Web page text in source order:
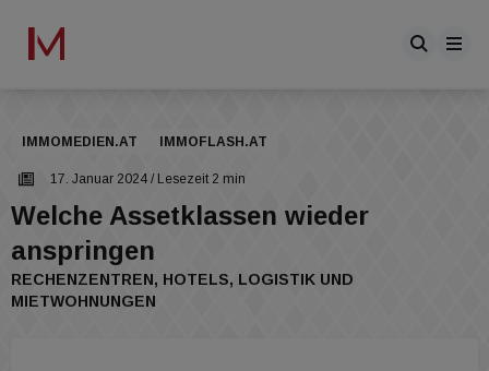
IMMOMEDIEN.AT IMMOFLASH.AT
17. Januar 2024 / Lesezeit 2 min
Welche Assetklassen wieder
anspringen
RECHENZENTREN, HOTELS, LOGISTIK UND
MIETWOHNUNGEN